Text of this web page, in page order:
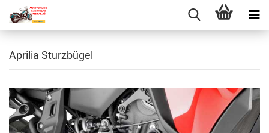
Aprilia Sturzbügel